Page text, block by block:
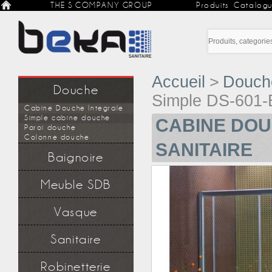
THE S COMPANY GROUP Produits
Douche
Cabine Douche Integrale
Simple cabine douche
Paroi douche
Colonne douche
Baignoire
Baignoire simple
Meuble SDB
Colonne de rangement
Vasque
Sanitaire
BidetRobinetterie
Accueil >
Simple DS-601-
CABINE
SANITAIRE